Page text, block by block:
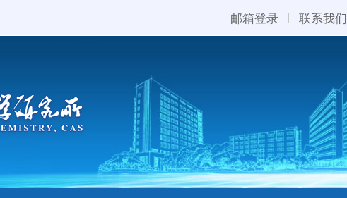
邮箱登录 联系我们